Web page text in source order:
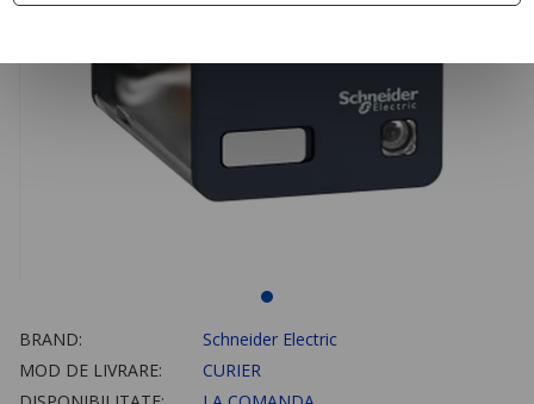
BRAND:
Schneider Electric
MOD DE LIVRARE:
CURIER